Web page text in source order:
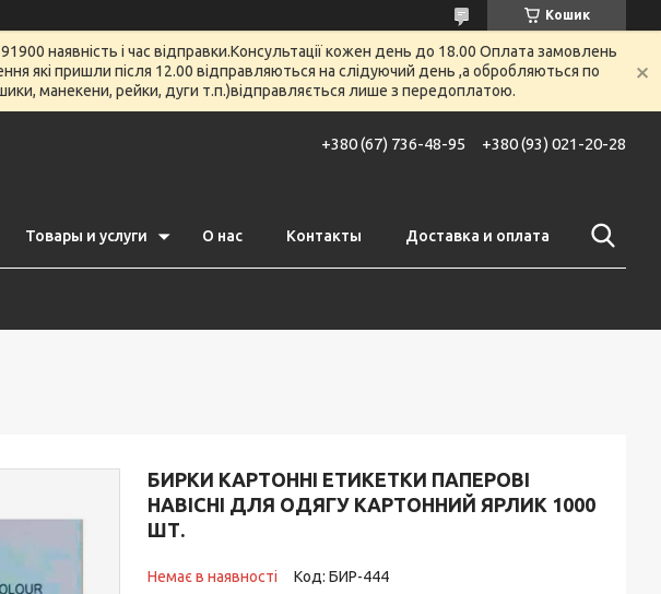
Кошик
наявність і час відправки.Консультації кожен день до 18.00 Оплата замовлень
які пришли після 12.00 відправляються на слідуючий день ,а обробляються по
манекени, рейки, дуги т.п.)відправляється лише з передоплатою.
+380 (67) 736-48-95 +380 (93) 021-20-28
Товары и услуги О нас Контакты Доставка и оплата
БИРКИ КАРТОННІ ЕТИКЕТКИ ПАПЕРОВІ
НАВІСНІ ДЛЯ ОДЯГУ КАРТОННИЙ ЯРЛИК 1000
ШТ.
Немає в наявності Код: БИР-444